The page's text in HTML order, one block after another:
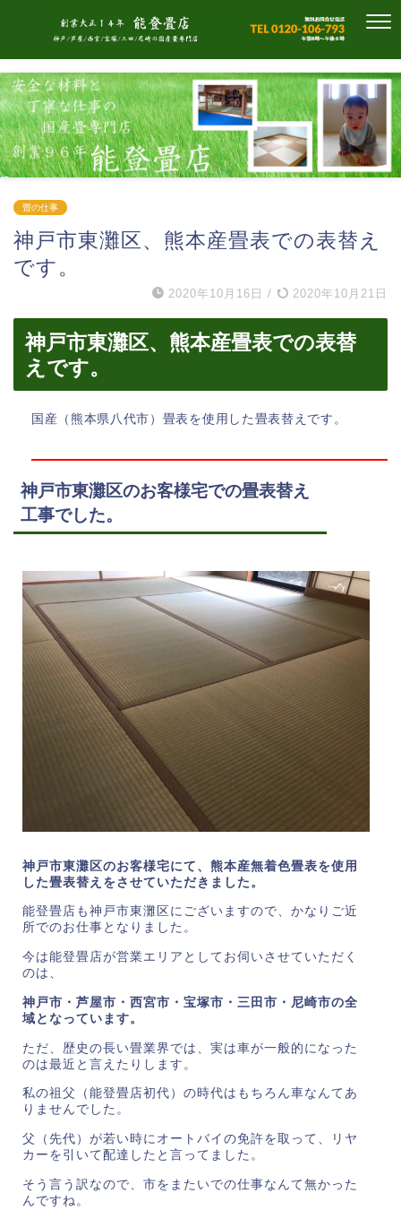
畳の仕事
神戸市東灘区、熊本産畳表での表替え
です。
2020年10月16日 / 2020年10月21日
神戸市東灘区、熊本産畳表での表替
えです。
国産（熊本県八代市）畳表を使用した畳表替えです。
神戸市東灘区のお客様宅での畳表替え
工事でした。
神戸市東灘区のお客様宅にて、熊本産無着色畳表を使用
した畳表替えをさせていただきました。
能登畳店も神戸市東灘区にございますので、かなりご近
所でのお仕事となりました。
今は能登畳店が営業エリアとしてお伺いさせていただく
のは、
神戸市・芦屋市・西宮市・宝塚市・三田市・尼崎市の全
域となっています。
ただ、歴史の長い畳業界では、実は車が一般的になった
のは最近と言えたりします。
私の祖父（能登畳店初代）の時代はもちろん車なんてあ
りませんでした。
父（先代）が若い時にオートバイの免許を取って、リヤ
カーを引いて配達したと言ってました。
そう言う訳なので、市をまたいでの仕事なんて無かった
んですね。